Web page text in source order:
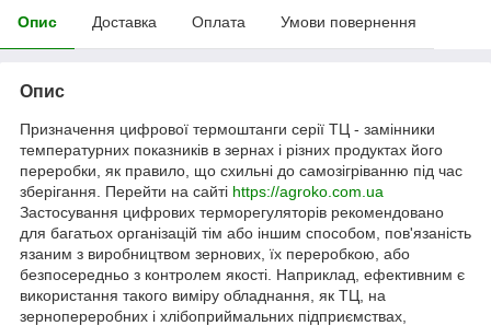
Опис Доставка Оплата Умови повернення
Опис
Призначення цифрової термоштанги серії ТЦ - замінники
температурних показників в зернах і різних продуктах його
переробки, як правило, що схильні до самозігріванню під час
зберігання. Перейти на сайті https://agroko.com.ua
Застосування цифрових терморегуляторів рекомендовано
для багатьох організацій тім або іншим способом, пов'язаність
язаним з виробництвом зернових, їх переробкою, або
безпосередньо з контролем якості. Наприклад, ефективним є
використання такого виміру обладнання, як ТЦ, на
зернопереробних і хлібоприймальних підприємствах,